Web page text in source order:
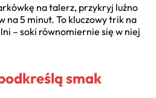
na talerz, przykryj luźno
na 5 minut. To kluczowy trik na
– soki równomiernie się w niej
smak